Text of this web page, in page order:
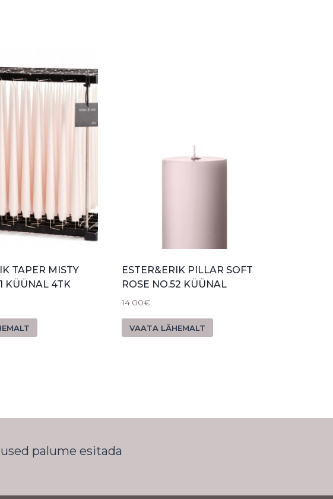
TAPER MISTY
KÜÜNAL 4TK
ESTER&ERIK PILLAR SOFT
ROSE NO.52 KÜÜNAL
14.00€
VAATA LÄHEMALT
palume esitada